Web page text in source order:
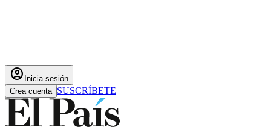
account_circle Inicia sesión
Crea cuenta SUSCRÍBETE